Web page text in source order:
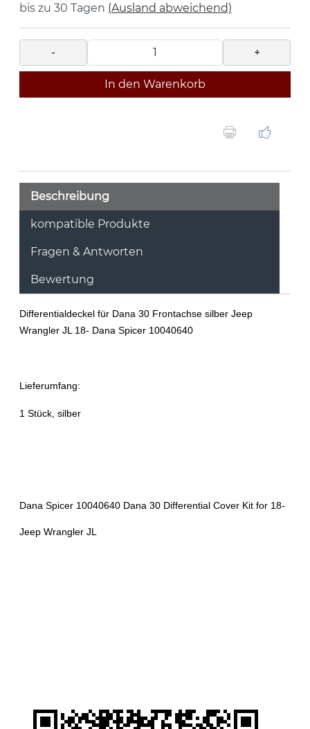
bis zu 30 Tagen (Ausland abweichend)
- +
In den Warenkorb
Beschreibung
kompatible Produkte
Fragen & Antworten
Bewertung
Differentialdeckel für Dana 30 Frontachse silber Jeep
Wrangler JL 18- Dana Spicer 10040640
Lieferumfang:
1 Stück, silber
Dana Spicer 10040640 Dana 30 Differential Cover Kit for 18-
Jeep Wrangler JL